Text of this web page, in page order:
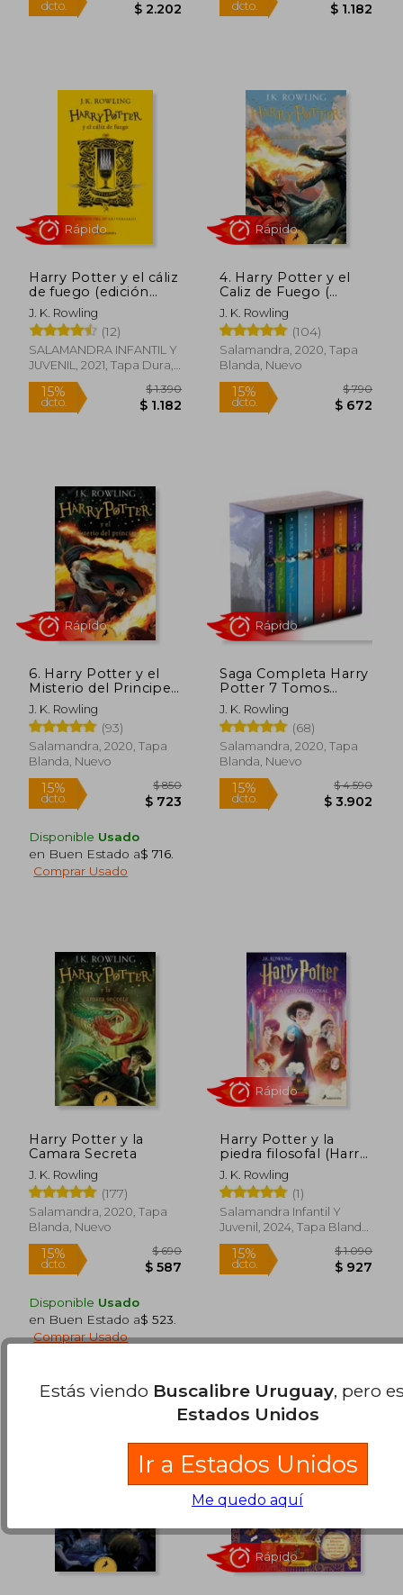
15%
dcto. $ 2.372
Rápido
15%
dcto.
Rápido
15%
dcto.
Rápido
15%
dcto.
Rápido
Harry Potter y el cáliz
de fuego (edición
Hufflepuff del 20º
aniversario) (Harry
Potter 4)
J. K. Rowling
(12)
SALAMANDRA INFANTIL Y
JUVENIL, 2021, Tapa Dura,
Nuevo
15%
Rápido
4. Harry Potter y el
Caliz de Fuego (
Bolsillo )
J. K. Rowling
(104)
Salamandra, 2020, Tapa
Blanda, Nuevo
15%
Rápido
6. Harry Potter y el
Misterio del Principe (
Bolsillo )
J. K. Rowling
(93)
Salamandra, 2020, Tapa
Blanda, Nuevo
Disponible Usado
en Buen Estado a$ 716
Comprar Usado
Saga Completa Harry
Potter 7 Tomos
Estuche
J. K. Rowling
(68)
Salamandra, 2020, Tapa
Blanda, Nuevo
Rápido
Harry Potter y la
Camara Secreta
J. K. Rowling
(177)
Salamandra, 2020, Tapa
Blanda, Nuevo
Disponible Usado
en Buen Estado a$ 523
Comprar Usado
Harry Potter y la
piedra filosofal (Harry
Potter 1)
J. K. Rowling
(1)
Salamandra Infantil Y
Juvenil, 2024, Tapa Blanda,
Nuevo
Estás viendo Buscalibre Uruguay, pero
Estados Unidos
Ir a Estados Unidos
Me quedo aquí